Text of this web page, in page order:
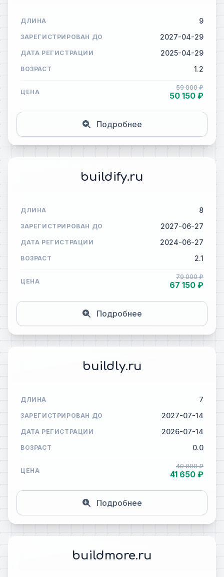
ДЛИНА 9
ЗАРЕГИСТРИРОВАН ДО 2027-04-29
ДАТА РЕГИСТРАЦИИ 2025-04-29
ВОЗРАСТ 1.2
ЦЕНА
59 000 ₽
50 150 ₽
Подробнее
buildify.ru
ДЛИНА 8
ЗАРЕГИСТРИРОВАН ДО 2027-06-27
ДАТА РЕГИСТРАЦИИ 2024-06-27
ВОЗРАСТ 2.1
ЦЕНА
79 000 ₽
67 150 ₽
Подробнее
buildly.ru
ДЛИНА 7
ЗАРЕГИСТРИРОВАН ДО 2027-07-14
ДАТА РЕГИСТРАЦИИ 2026-07-14
ВОЗРАСТ 0.0
ЦЕНА
49 000 ₽
41 650 ₽
Подробнее
buildmore.ru